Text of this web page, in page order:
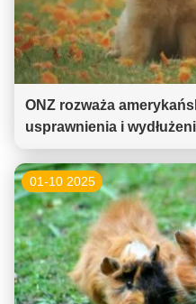
ONZ rozważa
usprawnienia i
Korei Północnej.
01-10 2025